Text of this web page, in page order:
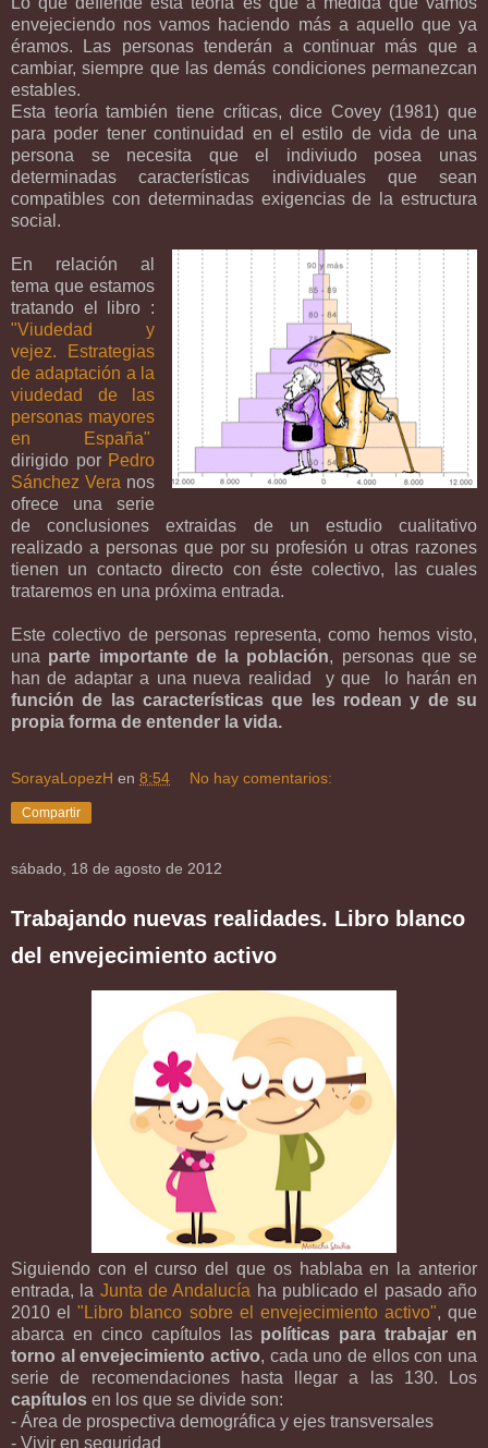
envejeciendo nos vamos haciendo más a aquello que ya
éramos. Las personas tenderán a continuar más que a
cambiar, siempre que las demás condiciones permanezcan
estables.
Esta teoría también tiene críticas, dice Covey (1981) que
para poder tener continuidad en el estilo de vida de una
persona se necesita que el indiviudo posea unas
determinadas características individuales que sean
compatibles con determinadas exigencias de la estructura
social.
En relación al
tema que estamos
tratando el libro :
"Viudedad y
vejez. Estrategias
de adaptación a la
viudedad de las
personas mayores
en España"
dirigido por Pedro
Sánchez Vera nos
ofrece una serie
de conclusiones extraidas de un estudio cualitativo
realizado a personas que por su profesión u otras razones
tienen un contacto directo con éste colectivo, las cuales
trataremos en una próxima entrada.
Este colectivo de personas representa, como hemos visto,
una parte importante de la población, personas que se
han de adaptar a una nueva realidad y que lo harán en
función de las características que les rodean y de su
propia forma de entender la vida.
SorayaLopezH en 8:54 No hay comentarios:
Compartir
sábado, 18 de agosto de 2012
Trabajando nuevas realidades. Libro blanco
del envejecimiento activo
Siguiendo con el curso del que os hablaba en la anterior
entrada, la Junta de Andalucía ha publicado el pasado año
2010 el"Libro blanco sobre el envejecimiento activo", que
abarca en cinco capítulos las políticas para trabajar en
torno al envejecimiento activo, cada uno de ellos con una
serie de recomendaciones hasta llegar a las 130. Los
capítulos en los que se divide son:
- Área de prospectiva demográfica y ejes transversales
- Vivir en seguridad